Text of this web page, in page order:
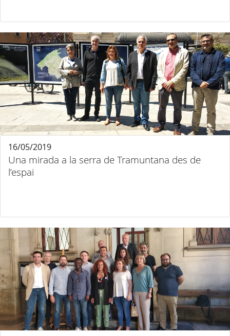
Una mirada a la serra de Tramuntana des de
l’espai
16/05/2019